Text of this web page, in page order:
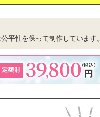
平性を保って制作しています。